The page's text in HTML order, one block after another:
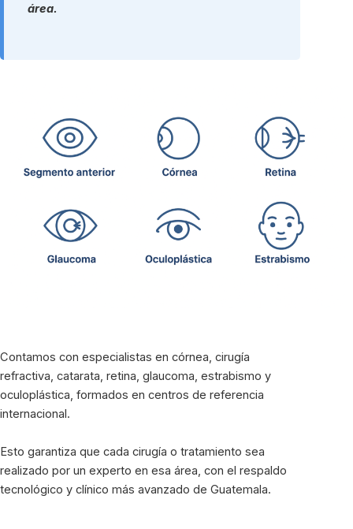
área.
Contamos con especialistas en córnea, cirugía
refractiva, catarata, retina, glaucoma, estrabismo y
oculoplástica, formados en centros de referencia
internacional.
Esto garantiza que cada cirugía o tratamiento sea
realizado por un experto en esa área, con el respaldo
tecnológico y clínico más avanzado de Guatemala.